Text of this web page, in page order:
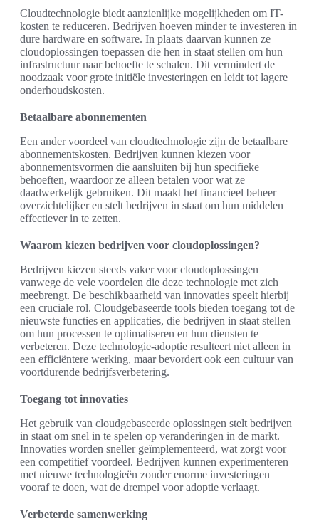
Cloudtechnologie biedt aanzienlijke mogelijkheden om IT-
kosten te reduceren. Bedrijven hoeven minder te investeren in
dure hardware en software. In plaats daarvan kunnen ze
cloudoplossingen toepassen die hen in staat stellen om hun
infrastructuur naar behoefte te schalen. Dit vermindert de
noodzaak voor grote initiële investeringen en leidt tot lagere
onderhoudskosten.
Betaalbare abonnementen
Een ander voordeel van cloudtechnologie zijn de betaalbare
abonnementskosten. Bedrijven kunnen kiezen voor
abonnementsvormen die aansluiten bij hun specifieke
behoeften, waardoor ze alleen betalen voor wat ze
daadwerkelijk gebruiken. Dit maakt het financieel beheer
overzichtelijker en stelt bedrijven in staat om hun middelen
effectiever in te zetten.
Waarom kiezen bedrijven voor cloudoplossingen?
Bedrijven kiezen steeds vaker voor cloudoplossingen
vanwege de vele voordelen die deze technologie met zich
meebrengt. De beschikbaarheid van innovaties speelt hierbij
een cruciale rol. Cloudgebaseerde tools bieden toegang tot de
nieuwste functies en applicaties, die bedrijven in staat stellen
om hun processen te optimaliseren en hun diensten te
verbeteren. Deze technologie-adoptie resulteert niet alleen in
een efficiëntere werking, maar bevordert ook een cultuur van
voortdurende bedrijfsverbetering.
Toegang tot innovaties
Het gebruik van cloudgebaseerde oplossingen stelt bedrijven
in staat om snel in te spelen op veranderingen in de markt.
Innovaties worden sneller geïmplementeerd, wat zorgt voor
een competitief voordeel. Bedrijven kunnen experimenteren
met nieuwe technologieën zonder enorme investeringen
vooraf te doen, wat de drempel voor adoptie verlaagt.
Verbeterde samenwerking